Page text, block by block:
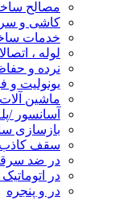
مصالح
کاشی و
خدمات
لوله ،
نرده و
یونولیت و
ماشین
آسانسور /
بازسازی
سقف کاذب
در ضد
در
در و پنجره